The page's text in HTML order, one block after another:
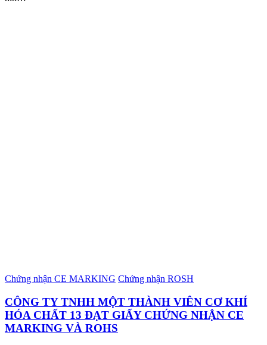
Chứng nhận CE MARKING Chứng nhận ROSH
CÔNG TY TNHH MỘT THÀNH VIÊN CƠ KHÍ
HÓA CHẤT 13 ĐẠT GIẤY CHỨNG NHẬN CE
MARKING VÀ ROHS